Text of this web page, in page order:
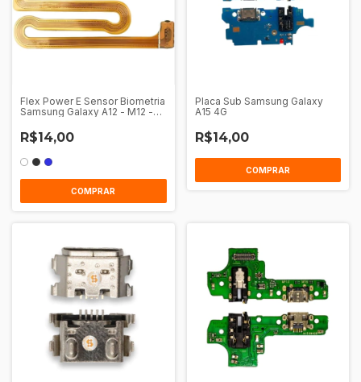
Flex Power E Sensor Biometria
Samsung Galaxy A12 - M12 -
R$14,00
COMPRAR
Placa Sub Samsung Galaxy
A15 4G
R$14,00